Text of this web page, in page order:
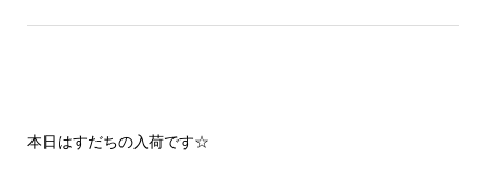
本日はすだちの入荷です☆